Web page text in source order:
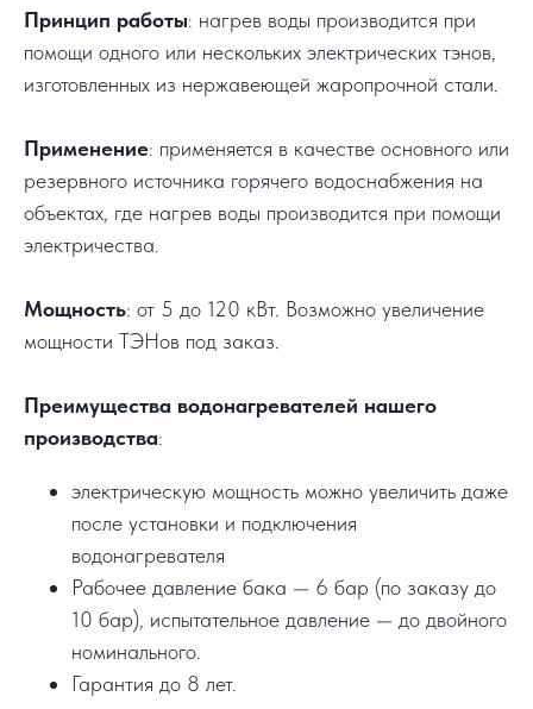
Принцип работы: нагрев воды производится при
помощи одного или нескольких электрических тэнов,
изготовленных из нержавеющей жаропрочной стали.
Применение: применяется в качестве основного или
резервного источника горячего водоснабжения на
объектах, где нагрев воды производится при помощи
электричества.
Мощность: от 5 до 120 кВт. Возможно увеличение
мощности ТЭНов под заказ.
Преимущества водонагревателей нашего
производства:
электрическую мощность можно увеличить даже
после установки и подключения
водонагревателя
Рабочее давление бака — 6 бар (по заказу до
10 бар), испытательное давление — до двойного
номинального.
Гарантия до 8 лет.